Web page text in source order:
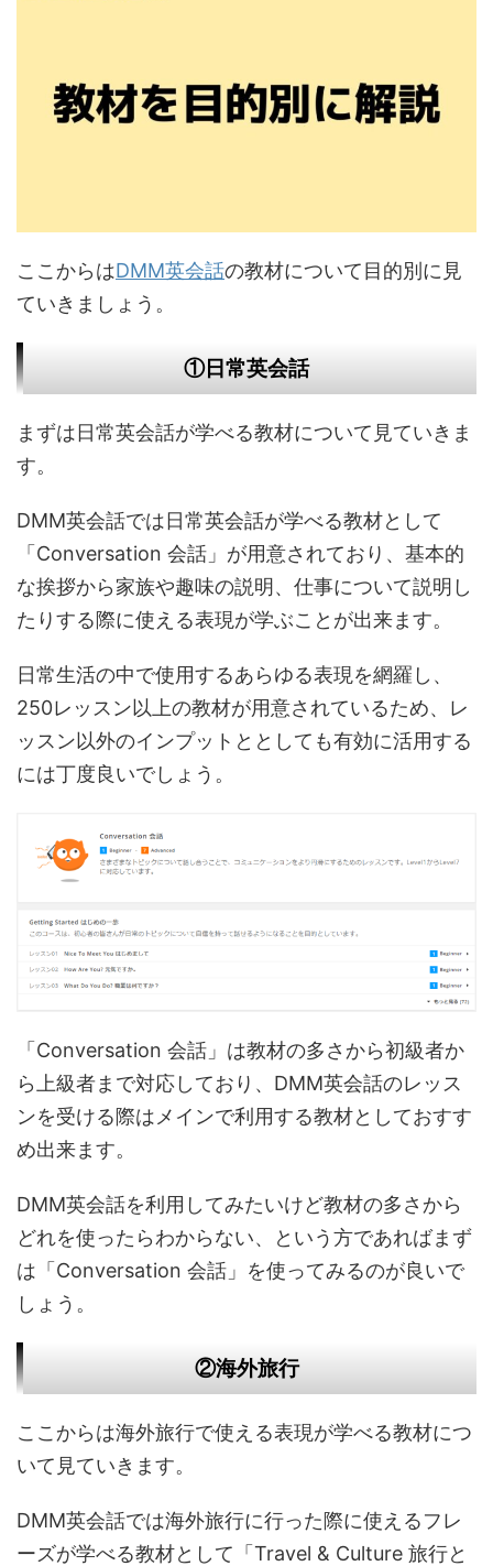
ここからはDMM英会話の教材について目的別に見
ていきましょう。
①日常英会話
まずは日常英会話が学べる教材について見ていきま
す。
DMM英会話では日常英会話が学べる教材として
「Conversation 会話」が用意されており、基本的
な挨拶から家族や趣味の説明、仕事について説明し
たりする際に使える表現が学ぶことが出来ます。
日常生活の中で使用するあらゆる表現を網羅し、
250レッスン以上の教材が用意されているため、レ
ッスン以外のインプットととしても有効に活用する
には丁度良いでしょう。
「Conversation 会話」は教材の多さから初級者か
ら上級者まで対応しており、DMM英会話のレッス
ンを受ける際はメインで利用する教材としておすす
め出来ます。
DMM英会話を利用してみたいけど教材の多さから
どれを使ったらわからない、という方であればまず
は「Conversation 会話」を使ってみるのが良いで
しょう。
②海外旅行
ここからは海外旅行で使える表現が学べる教材につ
いて見ていきます。
DMM英会話では海外旅行に行った際に使えるフレ
ーズが学べる教材として「Travel & Culture 旅行と